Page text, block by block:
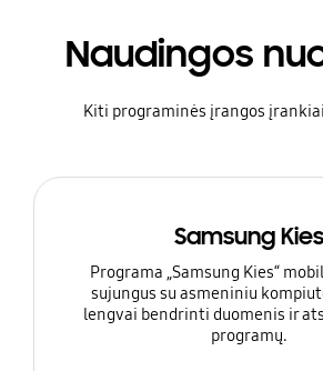
Naudingos
Kiti programinės įrangos
Samsung Kies
Programa „Samsung Kies“
sujungus su asmeniniu
lengvai bendrinti duomenis ir
programų.